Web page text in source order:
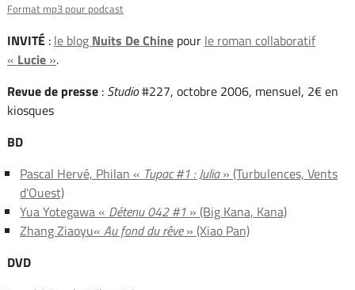
Format mp3 pour podcast
INVITÉ: le blog Nuits De Chinepour le roman collaboratif
« Lucie».
Revue de presse: Studio#227, octobre 2006, mensuel, 2€ en
kiosques
BD
Pascal Hervé, Philan « Tupac #1 : Julia» (Turbulences, Vents
d'Ouest)
Yua Yotegawa « Détenu 042 #1» (Big Kana, Kana)
Zhang Ziaoyu« Au fond du rêve» (Xiao Pan)
DVD